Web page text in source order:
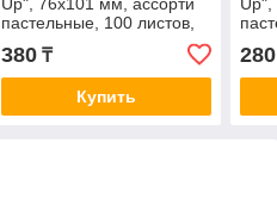
Up", 76х101 мм, ассорти
пастельные, 100 листов,
пленка
380₸
Купить
Up",
280